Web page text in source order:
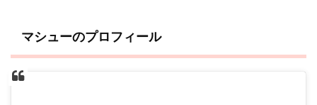
マシューのプロフィール